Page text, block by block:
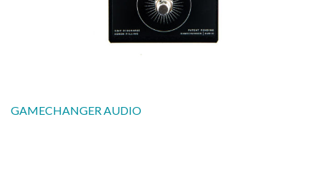
GAMECHANGER AUDIO